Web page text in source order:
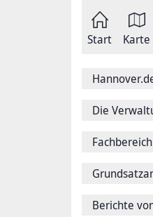
Start Karte
Die
Berichte